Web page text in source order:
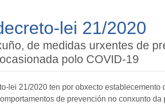
lei 21/2020
de medidas urxentes de
polo COVID-19
lei 21/2020 ten por obxecto establecemento
de prevención no conxunto